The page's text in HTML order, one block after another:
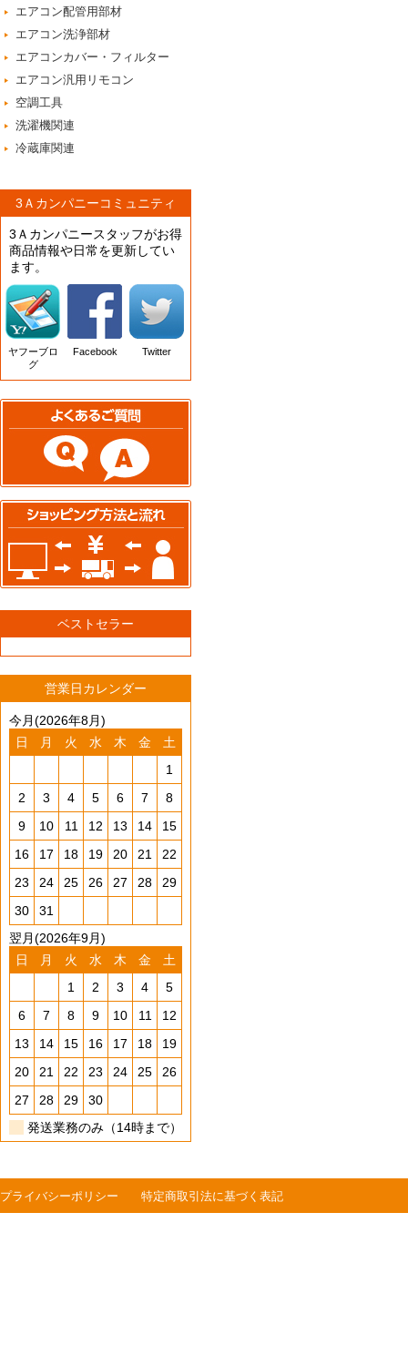
エアコン配管用部材
エアコン洗浄部材
エアコンカバー・フィルター
エアコン汎用リモコン
空調工具
洗濯機関連
冷蔵庫関連
3Ａカンパニーコミュニティ
3Ａカンパニースタッフがお得
商品情報や日常を更新してい
ます。
ヤフーブロ
グ
Facebook Twitter
ベストセラー
営業日カレンダー
今月(2026年8月)
日
月 火 水 木 金
土
1
2
3 4 5 6 7
8
9
10 11 12 13 14
15
16
17 18 19 20 21
22
23
24 25 26 27 28
29
30
31
翌月(2026年9月)
日
月 火 水 木 金
土
1
2 3 4
5
6
7 8 9 10 11
12
13
14 15 16 17 18
19
20
21 22 23 24 25
26
27
28 29
30
発送業務のみ（14時まで）
プライバシーポリシー 特定商取引法に基づく表記